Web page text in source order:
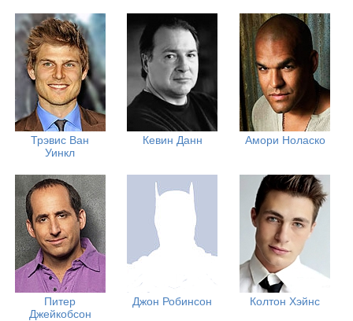
Трэвис Ван
Уинкл
Кевин Данн Амори Ноласко
Питер
Джейкобсон
Джон Робинсон Колтон Хэйнс